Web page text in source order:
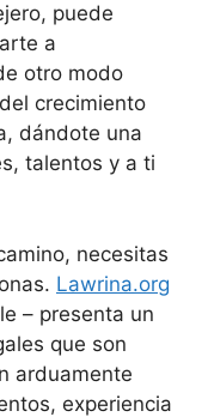
puede
a
otro modo
crecimiento
dándote una
talentos y a ti
necesitas
Lawrina.org
– presenta un
que son
arduamente
experiencia